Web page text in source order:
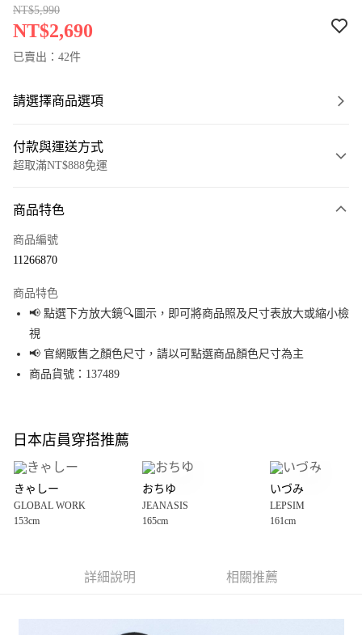
NT$5,990
NT$2,690
已賣出：42件
請選擇商品選項
付款與運送方式
超取滿NT$888免運
信用卡一次付款
Apple Pay
街口支付
悠遊付
全盈+PAY
大哥付你分期
【大哥付你分期使用說明】
1.本服務由台灣大哥大提供，台灣大哥大用戶可立即使用無須另外申請。
2.付款方式選擇「大哥付你分期」，訂單成立後會自動跳轉到大哥付的交易
3.實際核准額度、可分期數及費用金額請依後續交易確認頁面所載為準。
4.訂單成立30分鐘內，如未前往確認交易或遇審核未通過，訂單將自動取
AFTEE先享後付
３．安心：先確認商品／服務後，再付款。
每筆NT$80，滿NT$888(含以上)免運費
商品特色
商品編號
11266870
商品特色
📢 點選下方放大鏡🔍圖示，即可將商品照及尺寸表放大或縮小檢
視
📢 官網販售之顏色尺寸，請以可點選商品顏色尺寸為主
商品貨號：137489
日本店員穿搭推薦
きゃしー
GLOBAL WORK
153cm
おちゆ
JEANASIS
165cm
いづみ
LEPSIM
161cm
詳細說明 相關推薦